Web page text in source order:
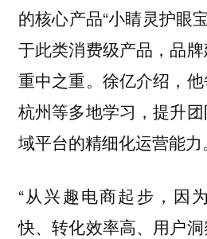
的核心产品“小睛灵护眼
于此类消费级产品，品
重中之重。徐亿介绍，
杭州等多地学习，提升
域平台的精细化运营能力。
“从兴趣电商起步，因
快、转化效率高、用户